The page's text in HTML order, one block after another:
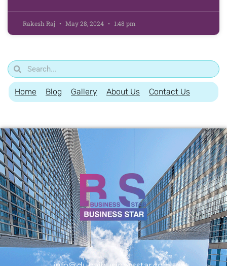
Rakesh Raj May 28, 2024 1:48 pm
Home Blog Gallery About Us Contact Us